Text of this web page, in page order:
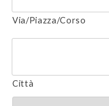
Via/Piazza/Corso
Città